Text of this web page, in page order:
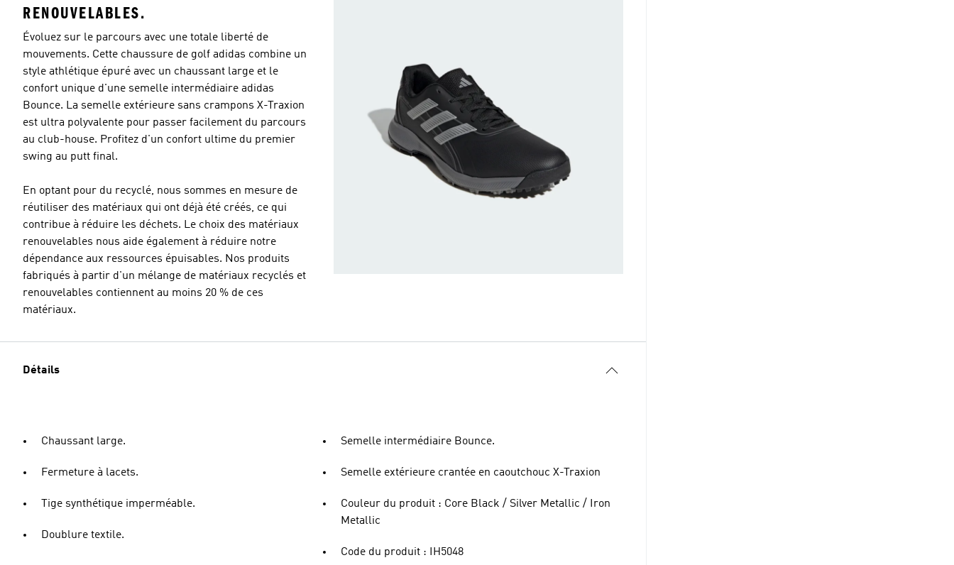
RENOUVELABLES.
Évoluez sur le parcours avec une totale liberté de
mouvements. Cette chaussure de golf adidas combine un
style athlétique épuré avec un chaussant large et le
confort unique d'une semelle intermédiaire adidas
Bounce. La semelle extérieure sans crampons X-Traxion
est ultra polyvalente pour passer facilement du parcours
au club-house. Profitez d'un confort ultime du premier
swing au putt final.
En optant pour du recyclé, nous sommes en mesure de
réutiliser des matériaux qui ont déjà été créés, ce qui
contribue à réduire les déchets. Le choix des matériaux
renouvelables nous aide également à réduire notre
dépendance aux ressources épuisables. Nos produits
fabriqués à partir d'un mélange de matériaux recyclés et
renouvelables contiennent au moins 20 % de ces
matériaux.
Détails
Chaussant large.
Fermeture à lacets.
Tige synthétique imperméable.
Doublure textile.
Semelle intermédiaire Bounce.
Semelle extérieure crantée en caoutchouc X-Traxion
Couleur du produit : Core Black / Silver Metallic / Iron
Metallic
Code du produit : IH5048